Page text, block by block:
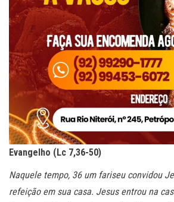
Evangelho (Lc 7,36-50)
Naquele tempo, 36 um fariseu convidou
refeição em sua casa. Jesus entrou na